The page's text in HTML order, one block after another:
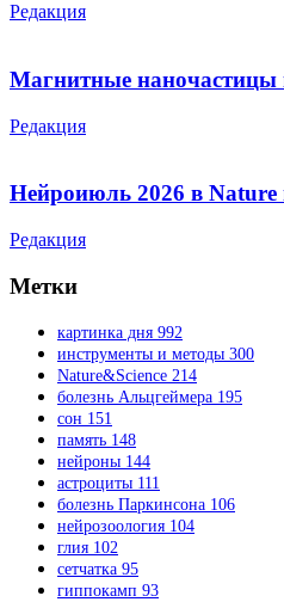
Редакция
Магнитные наночастицы
Редакция
Нейроиюль 2026 в Nature
Редакция
Метки
картинка дня 992
инструменты и методы 300
Nature&Science 214
болезнь Альцгеймера 195
сон 151
память 148
нейроны 144
астроциты 111
болезнь Паркинсона 106
нейрозоология 104
глия 102
сетчатка 95
гиппокамп 93